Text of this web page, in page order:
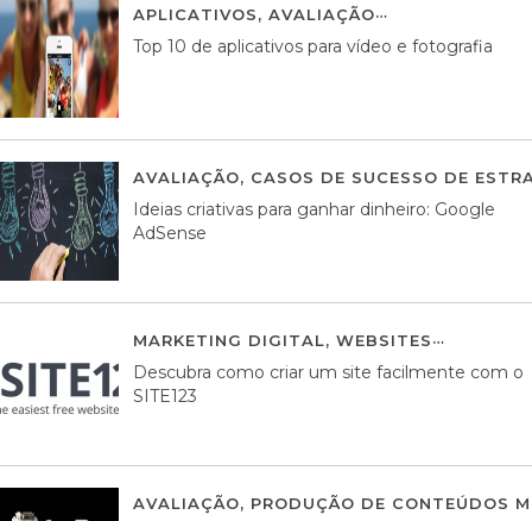
APLICATIVOS, AVALIAÇÃO
Top 10 de aplicativos para vídeo e fotografia
AVALIAÇÃO, CASOS DE SUCESSO DE
Ideias criativas para ganhar dinheiro: Google
AdSense
MARKETING DIGITAL, WEBSITES
Descubra como criar um site facilmente com o
SITE123
AVALIAÇÃO, PRODUÇÃO DE CONTEÚDOS